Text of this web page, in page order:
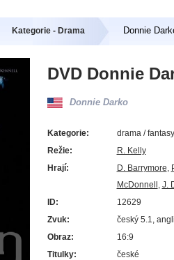
Kategorie - Drama Donnie
DVD Donnie
Donnie Darko
Kategorie:
drama /
Režie:
R. Kelly
Hrají:
D. Barrymore,
McDonnell, J.
ID:
12629
Zvuk:
český 5.1,
Obraz:
16:9
Titulky:
české